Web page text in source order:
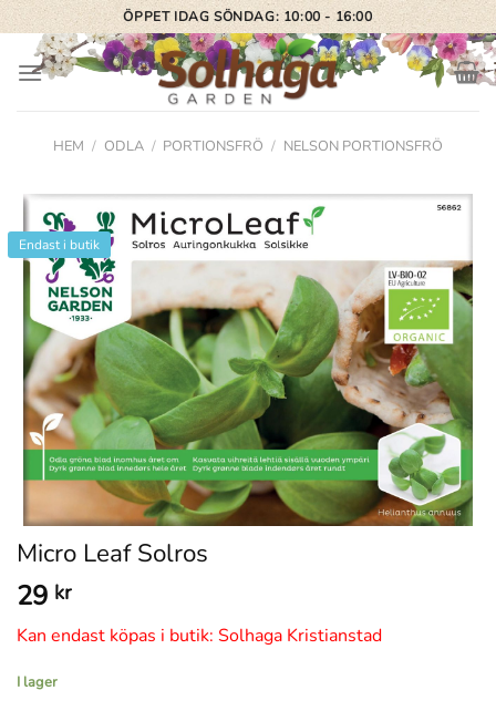
Skip
to
content
ÖPPET IDAG SÖNDAG: 10:00 - 16:00
HEM / ODLA / PORTIONSFRÖ / NELSON PORTIONSFRÖ
Endast i butik
Micro Leaf Solros
29 kr
Kan endast köpas i butik: Solhaga Kristianstad
I lager